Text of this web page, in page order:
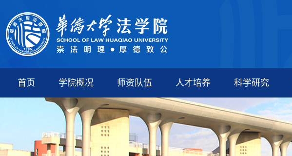
首页 学院概况 师资队伍 人才培养 科学研究